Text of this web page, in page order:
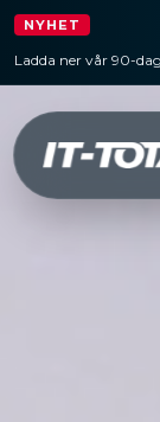
NYHET
Ladda ner vår 90-